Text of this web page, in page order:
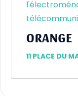
ORANGE
11 PLACE DU